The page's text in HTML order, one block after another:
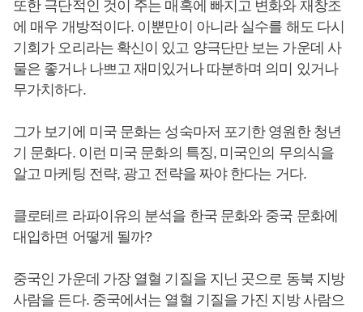
또한 극단적인 것이 주는 매혹에 빠지고 변화와 재창조
에 매우 개방적이다. 이뿐만이 아니라 실수를 해도 다시
기회가 오리라는 확신이 있고 양극단만 보는 가운데 사
물은 좋거나 나쁘고 재미있거나 따분하며 의미 있거나
무가치하다.
그가 보기에 미국 문화는 성숙마저 포기한 영원한 청년
기 문화다. 이런 미국 문화의 특징, 미국인의 무의식을
알고 마케팅 전략, 광고 전략을 짜야 한다는 거다.
클로테르 라파이유의 분석을 한국 문화와 중국 문화에
대입하면 어떻게 될까?
중국인 가운데 가장 열혈 기질을 지닌 곳으로 동북 지방
사람을 든다. 중국에서는 열혈 기질을 가진 지방 사람으